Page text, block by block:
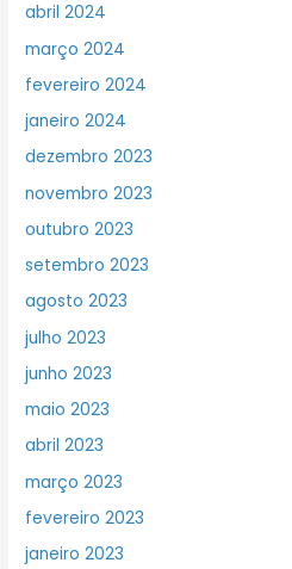
abril 2024
março 2024
fevereiro 2024
janeiro 2024
dezembro 2023
novembro 2023
outubro 2023
setembro 2023
agosto 2023
julho 2023
junho 2023
maio 2023
abril 2023
março 2023
fevereiro 2023
janeiro 2023